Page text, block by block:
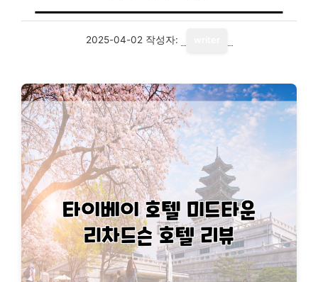
2025-04-02 작성자: